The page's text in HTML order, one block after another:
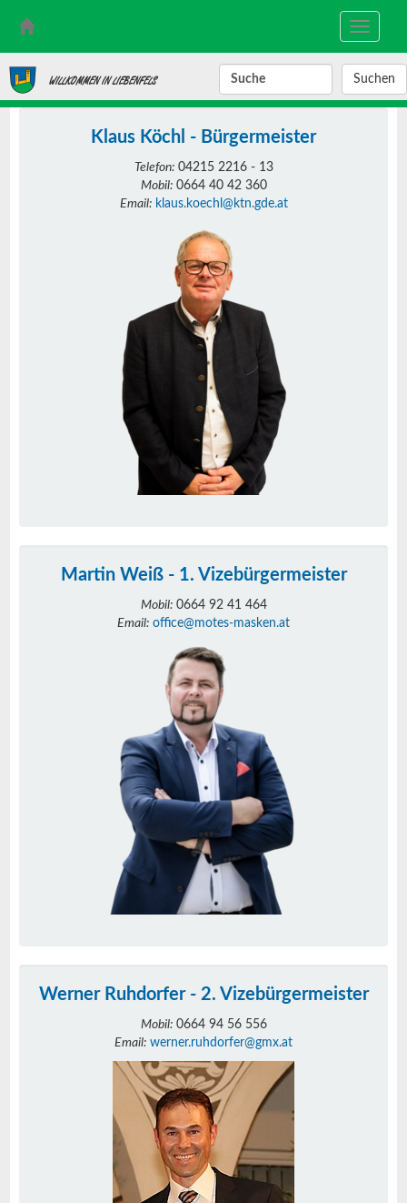
WILLKOMMEN IN LIEBENFELS SUCHBEGRIFF
Toggle
Klaus Köchl - Bürgermeister
Telefon:04215 2216 - 13
Mobil:0664 40 42 360
Email: klaus.koechl@ktn.gde.at
Martin Weiß - 1. Vizebürgermeister
Mobil:0664 92 41 464
Email: office@motes-masken.at
Werner Ruhdorfer - 2. Vizebürgermeister
Mobil:0664 94 56 556
Email: werner.ruhdorfer@gmx.at